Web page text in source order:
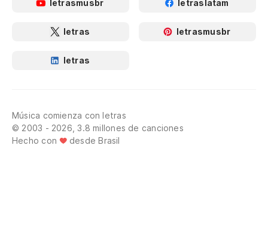
letrasmusbr letraslatam
letras letrasmusbr
letras
Música comienza con letras
© 2003 - 2026, 3.8 millones de canciones
Hecho con
desde Brasil